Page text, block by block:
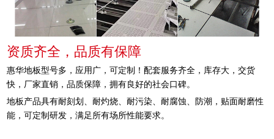
资质齐全，品质有保障
惠华地板型号多，应用广，可定制！配套服务齐全，库存大，交货
快，厂家直销，品质保障，拥有良好的社会口碑。
地板产品具有耐刻划、耐灼烧、耐污染、耐腐蚀、防潮，贴面耐磨性
能，可定制研发，满足所有场所性能要求。